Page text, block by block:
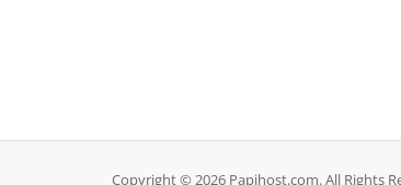
Copyright © 2026 Papihost.com. All Rights